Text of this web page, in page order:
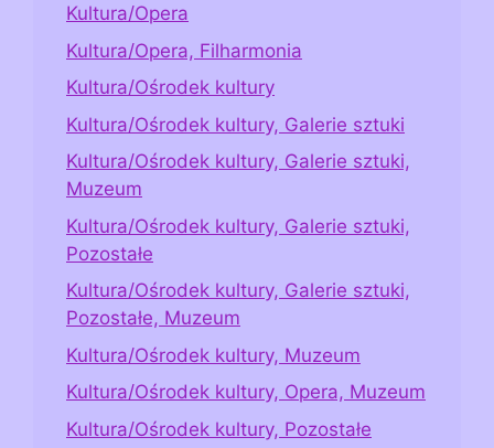
Kultura/Opera
Kultura/Opera, Filharmonia
Kultura/Ośrodek kultury
Kultura/Ośrodek kultury, Galerie sztuki
Kultura/Ośrodek kultury, Galerie sztuki,
Muzeum
Kultura/Ośrodek kultury, Galerie sztuki,
Pozostałe
Kultura/Ośrodek kultury, Galerie sztuki,
Pozostałe, Muzeum
Kultura/Ośrodek kultury, Muzeum
Kultura/Ośrodek kultury, Opera, Muzeum
Kultura/Ośrodek kultury, Pozostałe